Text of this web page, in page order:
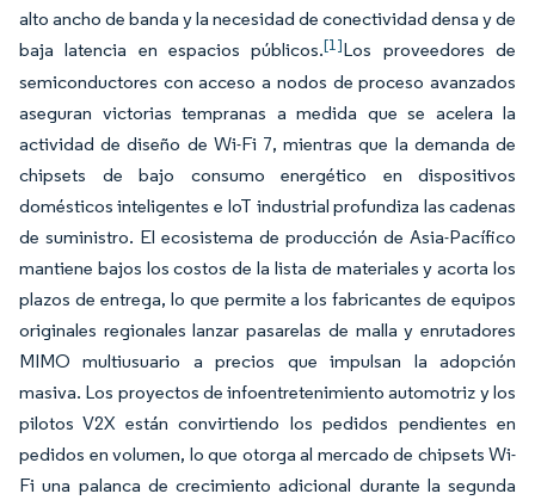
alto ancho de banda y la necesidad de conectividad densa y de
baja latencia en espacios públicos.[1]Los proveedores de
semiconductores con acceso a nodos de proceso avanzados
aseguran victorias tempranas a medida que se acelera la
actividad de diseño de Wi-Fi 7, mientras que la demanda de
chipsets de bajo consumo energético en dispositivos
domésticos inteligentes e IoT industrial profundiza las cadenas
de suministro. El ecosistema de producción de Asia-Pacífico
mantiene bajos los costos de la lista de materiales y acorta los
plazos de entrega, lo que permite a los fabricantes de equipos
originales regionales lanzar pasarelas de malla y enrutadores
MIMO multiusuario a precios que impulsan la adopción
masiva. Los proyectos de infoentretenimiento automotriz y los
pilotos V2X están convirtiendo los pedidos pendientes en
pedidos en volumen, lo que otorga al mercado de chipsets Wi-
Fi una palanca de crecimiento adicional durante la segunda